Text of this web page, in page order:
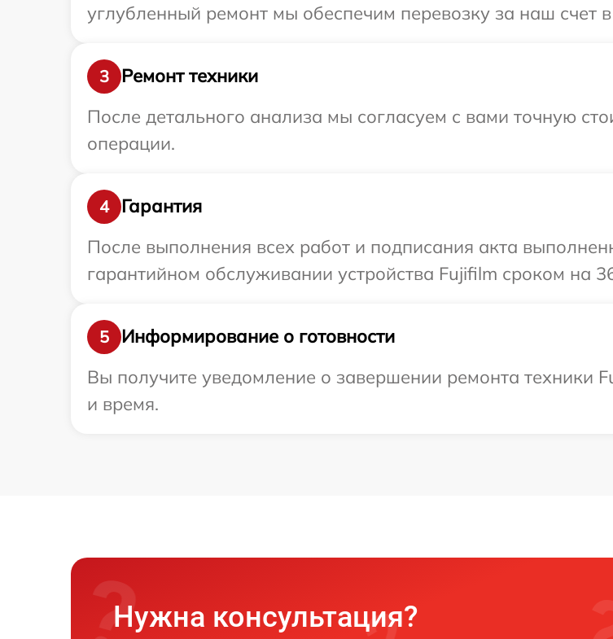
углубленный ремонт мы обеспечим перевозку за наш счет
3
Ремонт техники
После детального анализа мы согласуем с вами точную
операции.
4
Гарантия
После выполнения всех работ и подписания акта
гарантийном обслуживании устройства Fujifilm сроком на
5
Информирование о готовности
Вы получите уведомление о завершении ремонта техники
и время.
Нужна консультация?